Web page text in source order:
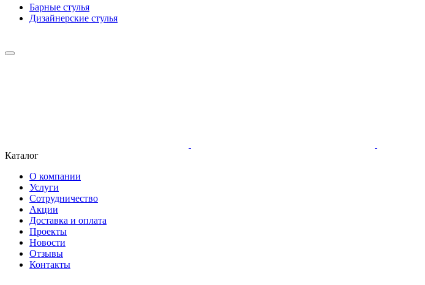
Барные cтулья
Дизайнерские cтулья
Каталог
О компании
Услуги
Сотрудничество
Акции
Доставка и оплата
Проекты
Новости
Отзывы
Контакты